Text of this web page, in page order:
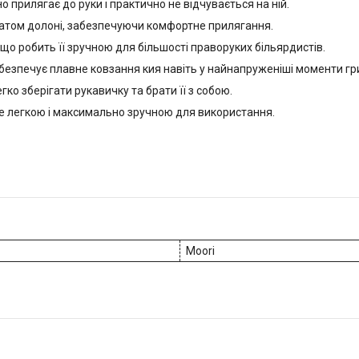
до руки і практично не відчувається на ній.
долоні, забезпечуючи комфортне прилягання.
робить її зручною для більшості праворуких більярдистів.
плавне ковзання кия навіть у найнапруженіші моменти
зберігати рукавичку та брати її з собою.
легкою і максимально зручною для використання.
Moori